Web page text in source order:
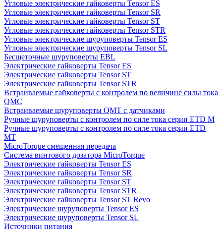
Угловые электрические гайковерты Tensor ES
Угловые электрические гайковерты Tensor SR
Угловые электрические гайковерты Tensor ST
Угловые электрические гайковерты Tensor STR
Угловые электрические шуруповерты Tensor ES
Угловые электрические шуруповерты Tensor SL
Бесщеточные шуруповерты EBL
Электрические гайковерты Tensor ES
Электрические гайковерты Tensor ST
Электрические гайковерты Tensor STR
Встраиваемые гайковерты с контролем по величине силы тока
QMC
Встраиваемые шуруповерты QMT с датчиками
Ручные шуруповерты с контролем по силе тока серии ETD M
Ручные шуруповерты с контролем по силе тока серии ETD
MT
MicroTorque смещенная передача
Система винтового дозатора MicroTorque
Электрические гайковерты Tensor ES
Электрические гайковерты Tensor SR
Электрические гайковерты Tensor ST
Электрические гайковерты Tensor STR
Электрические гайковерты Tensor ST Revo
Электрические шуруповерты Tensor ES
Электрические шуруповерты Tensor SL
Источники питания